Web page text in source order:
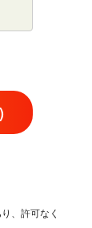
、許可なく